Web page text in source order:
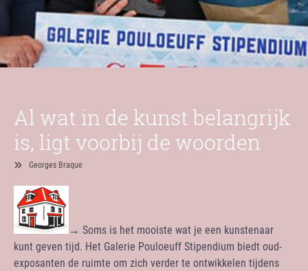
Al wat in de kunst belangrijk
is, ligt voorbij de woorden
Georges Braque
→ Soms is het mooiste wat je een kunstenaar
kunt geven tijd. Het Galerie Pouloeuff Stipendium biedt oud-
exposanten de ruimte om zich verder te ontwikkelen tijdens